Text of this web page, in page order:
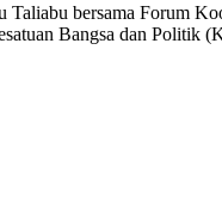
bersama Forum
Bangsa dan Politik